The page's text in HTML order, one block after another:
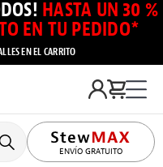
HASTA UN 30 %
EN TU PEDIDO*
EN EL CARRITO
ENVÍO GRATUITO